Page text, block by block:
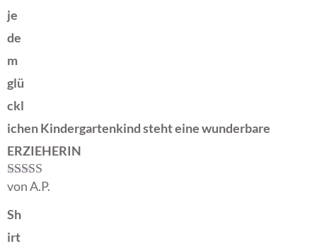
je
de
m
glü
ckl
ichen Kindergartenkind steht eine wunderbare
ERZIEHERIN
Bewertet mit
von A.P.
Sh
irt